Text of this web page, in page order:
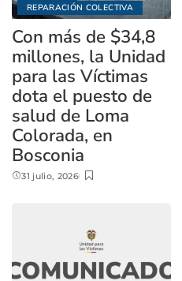
REPARACIÓN COLECTIVA
Con más de $34,8
millones, la Unidad
para las Víctimas
dota el puesto de
salud de Loma
Colorada, en
Bosconia
31 julio, 2026